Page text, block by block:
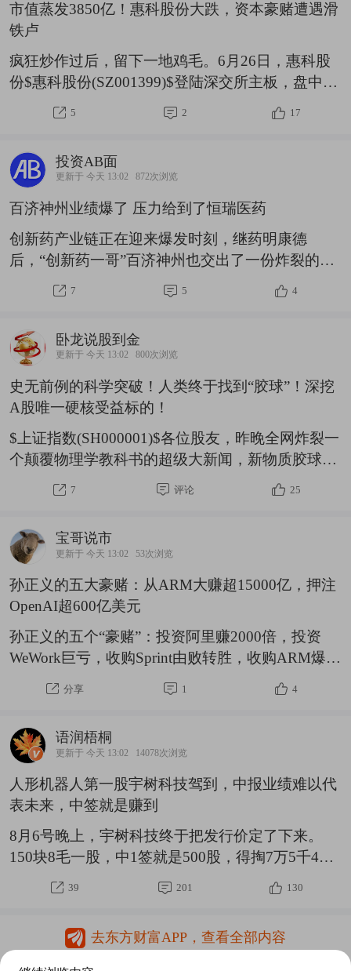
DeepSeek、腾讯、中石油、中国电信和南方电网等
公司都获宇树科技战略配售，强强合作。中签率肯
定不高，不可能像长鑫那样给每个人送钱，宇树这
点量中签得看运气了。当然
市值蒸发3850亿！惠科股份大跌，资本豪赌遭遇滑
铁卢
疯狂炒作过后，留下一地鸡毛。6月26日，惠科股
份$惠科股份(SZ001399)$登陆深交所主板，盘中一
度暴涨超650%，股价最高报76元/股，总市值一度
冲破5600亿元，一度碾压行业老大——京东方，问
去，在之后的26个交易日内，惠科股份股价遭遇崩
盘式下跌。截至8月6日收盘，惠科股份报23.87
元，较上市首日的最高点累计回撤超68%，总市值
缩水超3850亿元。这或许不是一场简单的炒作退
潮，而是一个重资产、高杠杆、强周期的“面板老
兵”被市场重新定价的过程
5 2 17
投资AB面
更新于 今天 13:02 872次浏览
百济神州业绩爆了 压力给到了恒瑞医药
创新药产业链正在迎来爆发时刻，继药明康德
后，“创新药一哥”百济神州也交出了一份炸裂的财
报。8月5日，百济神州披露的主要财务数据显示，
2026年上半年公司实现营业总收入222.2亿元，同
627.1%，扣非归母净利润为29.18亿元，同比增幅
为1017.6%。去除股份支付、折旧及摊销费用等非
现金项目影响后，经调整的净利润达58.63亿元，
同比增长127.0%。业绩增长超乎预期，百济神州同
步上调了业绩指引，预计全年营业收入由此前的
436亿元至452
7 5 4
卧龙说股到金
更新于 今天 13:02 800次浏览
史无前例的科学突破！人类终于找到“胶球”！深挖
A股唯一硬核受益标的！
$上证指数(SH000001)$各位股友，昨晚全网炸裂一
个颠覆物理学教科书的超级大新闻，新物质胶球来
啦！这可不是足球里面的那个角球。很多人刷到热
搜看不懂，什么是胶球？跟A股有鸡毛关系？能不
性给大家讲透！看懂这篇，你就比90%的散户领先
一个身位了！首先，先彻底听懂：什么是【胶
球】？为什么这个发现是世界级封神级突破？我们
初中物理都学过：物质最小是原子，原子里有原子
核，原子核由质子、中子组成。而质子中子里面，
藏
7 评论 25
宝哥说市
更新于 今天 13:02 53次浏览
孙正义的五大豪赌：从ARM大赚超15000亿，押注
OpenAI超600亿美元
孙正义的五个“豪赌”：投资阿里赚2000倍，投资
WeWork巨亏，收购Sprint由败转胜，收购ARM爆赚
15000亿，最大一笔豪赌OpenAI（超600亿美
元）。一、孙正义的“成名之战”，投资阿里赚超
正义大赚的一定是阿里巴巴。阿里巴巴诞生于互联
网时代，算是现在一堆科技公司的“老前辈”了，腾
讯谷歌亚马逊等一堆巨头也都是在这个时代诞生。
2000年左右，孙正义以2000万美元~3000万美元投
资阿里，20多年后获利约720亿美元。一笔投资，
获利超200
分享 1 4
语润梧桐
更新于 今天 13:02 14078次浏览
人形机器人第一股宇树科技驾到，中报业绩难以代
表未来，中签就是赚到
8月6号晚上，宇树科技终于把发行价定了下来。
150块8毛一股，中1签就是500股，得掏7万5千4。
消息一出，股民群里炸了锅。有人开始算账，上市
市值600亿左右，要是能涨到3000亿，那1签就能挣
这公司什么来头？简单说，它是A股人形机器人第
一股。从今年3月20号IPO被受理，到6月1号过会，
39 201 130
去东方财富APP，查看全部内容